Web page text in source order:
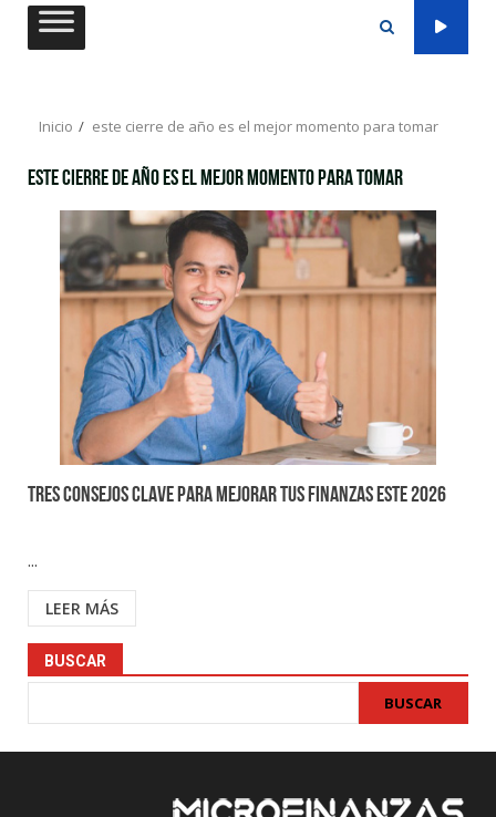
Saltar
Inicio este cierre de año es el mejor momento para tomar
este cierre de año es el mejor momento para tomar
Tres consejos clave para mejorar tus finanzas este 2026
...
LEER MÁS
BUSCAR
BUSCAR